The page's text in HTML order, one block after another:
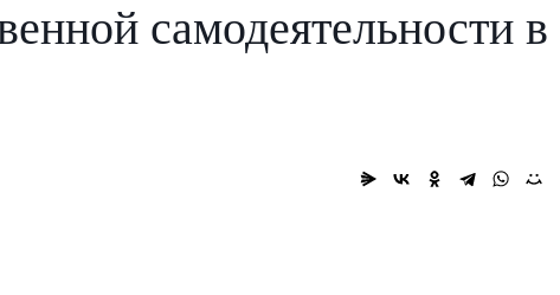
самодеятельности в